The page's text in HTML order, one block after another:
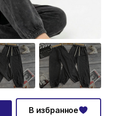
В избранное